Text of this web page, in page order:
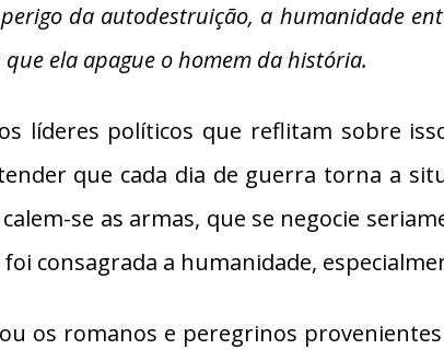
da autodestruição, a humanidade
ela apague o homem da história.
líderes políticos que reflitam sobre
que cada dia de guerra torna a
se as armas, que se negocie
foi consagrada a humanidade,
os romanos e peregrinos